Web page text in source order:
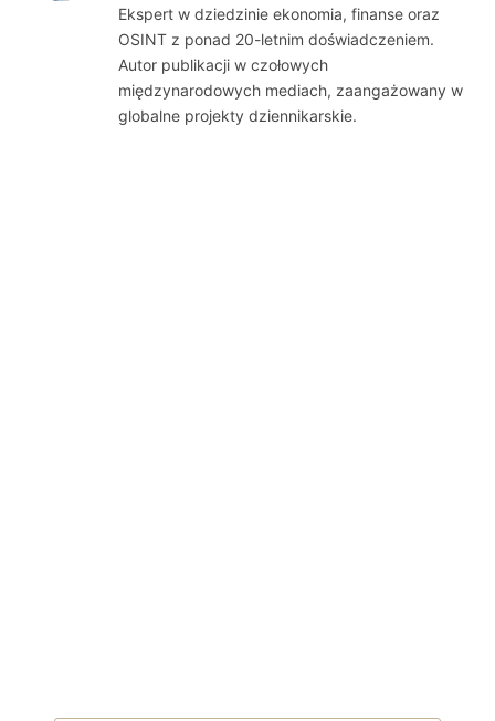
Ekspert w dziedzinie ekonomia, finanse oraz
OSINT z ponad 20-letnim doświadczeniem.
Autor publikacji w czołowych
międzynarodowych mediach, zaangażowany w
globalne projekty dziennikarskie.